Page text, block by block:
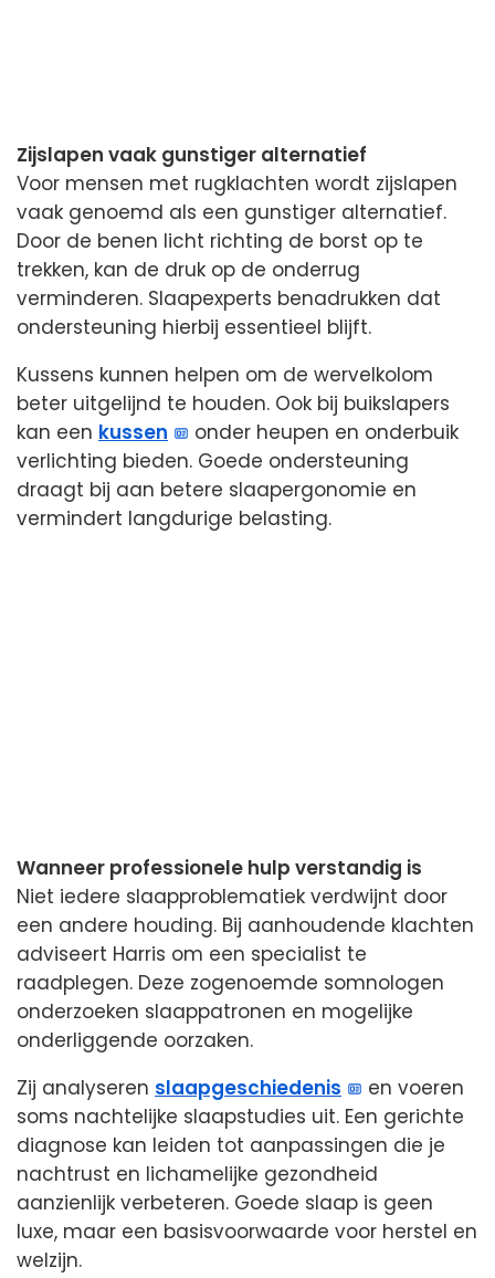
Zijslapen vaak gunstiger alternatief
Voor mensen met rugklachten wordt zijslapen
vaak genoemd als een gunstiger alternatief.
Door de benen licht richting de borst op te
trekken, kan de druk op de onderrug
verminderen. Slaapexperts benadrukken dat
ondersteuning hierbij essentieel blijft.
Kussens kunnen helpen om de wervelkolom
beter uitgelijnd te houden. Ook bij buikslapers
kan een kussen
onder heupen en onderbuik
verlichting bieden. Goede ondersteuning
draagt bij aan betere slaapergonomie en
vermindert langdurige belasting.
Wanneer professionele hulp verstandig is
Niet iedere slaapproblematiek verdwijnt door
een andere houding. Bij aanhoudende klachten
adviseert Harris om een specialist te
raadplegen. Deze zogenoemde somnologen
onderzoeken slaappatronen en mogelijke
onderliggende oorzaken.
Zij analyseren slaapgeschiedenis
en voeren
soms nachtelijke slaapstudies uit. Een gerichte
diagnose kan leiden tot aanpassingen die je
nachtrust en lichamelijke gezondheid
aanzienlijk verbeteren. Goede slaap is geen
luxe, maar een basisvoorwaarde voor herstel en
welzijn.